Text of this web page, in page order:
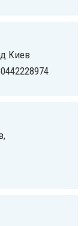
Киев